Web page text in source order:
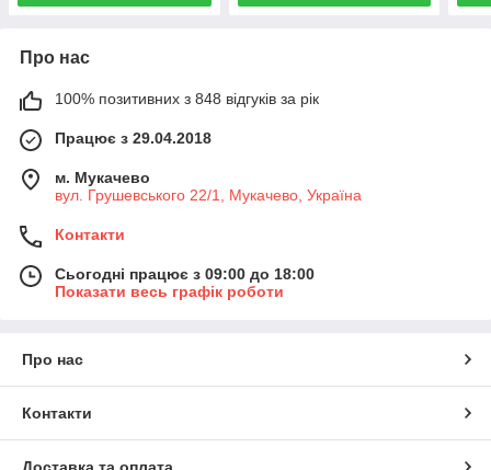
Про нас
100% позитивних з 848 відгуків за рік
Працює з 29.04.2018
м. Мукачево
вул. Грушевського 22/1, Мукачево, Україна
Контакти
Сьогодні працює з 09:00 до 18:00
Показати весь графік роботи
Про нас
Контакти